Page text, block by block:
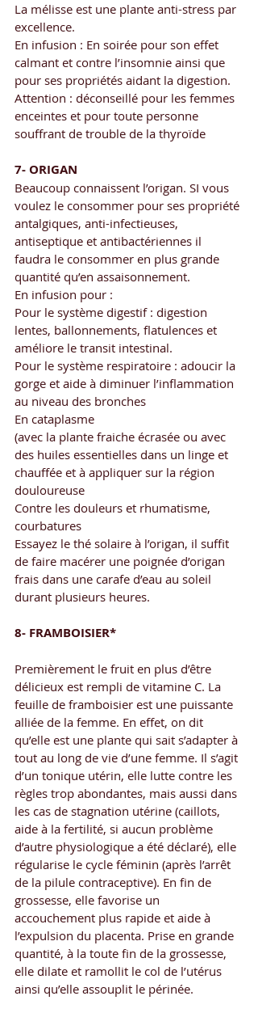
La mélisse est une plante anti-stress par
excellence.
En infusion : En soirée pour son effet
calmant et contre l’insomnie ainsi que
pour ses propriétés aidant la digestion.
Attention : déconseillé pour les femmes
enceintes et pour toute personne
souffrant de trouble de la thyroïde
7- ORIGAN
Beaucoup connaissent l’origan. SI vous
voulez le consommer pour ses propriété
antalgiques, anti-infectieuses,
antiseptique et antibactériennes il
faudra le consommer en plus grande
quantité qu’en assaisonnement.
En infusion pour :
Pour le système digestif : digestion
lentes, ballonnements, flatulences et
améliore le transit intestinal.
Pour le système respiratoire : adoucir la
gorge et aide à diminuer l’inflammation
au niveau des bronches
En cataplasme
(avec la plante fraiche écrasée ou avec
des huiles essentielles dans un linge et
chauffée et à appliquer sur la région
douloureuse
Contre les douleurs et rhumatisme,
courbatures
Essayez le thé solaire à l’origan, il suffit
de faire macérer une poignée d’origan
frais dans une carafe d’eau au soleil
durant plusieurs heures.
8- FRAMBOISIER*
Premièrement le fruit en plus d’être
délicieux est rempli de vitamine C. La
feuille de framboisier est une puissante
alliée de la femme. En effet, on dit
qu’elle est une plante qui sait s’adapter à
tout au long de vie d’une femme. Il s’agit
d’un tonique utérin, elle lutte contre les
règles trop abondantes, mais aussi dans
les cas de stagnation utérine (caillots,
aide à la fertilité, si aucun problème
d’autre physiologique a été déclaré), elle
régularise le cycle féminin (après l’arrêt
de la pilule contraceptive). En fin de
grossesse, elle favorise un
accouchement plus rapide et aide à
l’expulsion du placenta. Prise en grande
quantité, à la toute fin de la grossesse,
elle dilate et ramollit le col de l’utérus
ainsi qu’elle assouplit le périnée.